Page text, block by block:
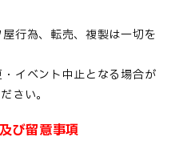
行為、転売、複製は一切を
イベント中止となる場合が
さい。
び留意事項